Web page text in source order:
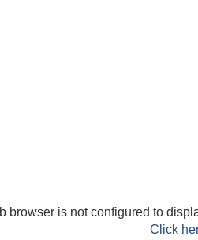
browser is not configured to
Click